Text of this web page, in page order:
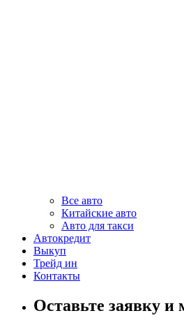
Все авто
Китайские авто
Авто для такси
Автокредит
Выкуп
Трейд ин
Контакты
Оставьте заявку